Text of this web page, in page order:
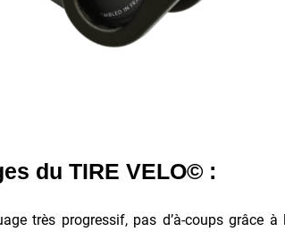
du TIRE VELO© :
très progressif, pas d’à-coups grâce